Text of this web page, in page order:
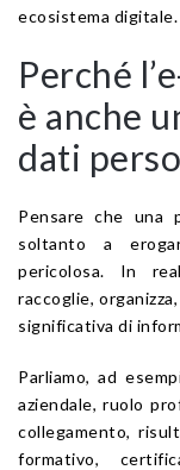
ecosistema digitale.
Perché
è anche
dati
Pensare che una
soltanto a
pericolosa. In
raccoglie,
significativa di
Parliamo, ad
aziendale, ruolo
collegamento,
formativo,